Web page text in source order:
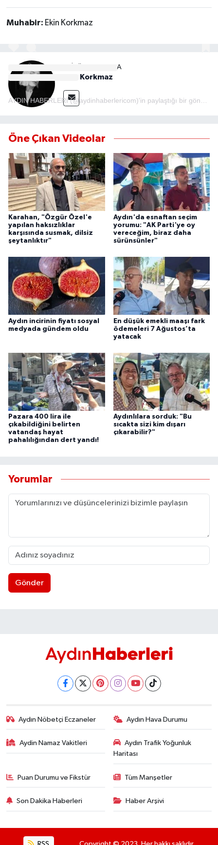
Muhabir: Ekin Korkmaz
EDITÖR HAKKINDA
Ekin Korkmaz
Öne Çıkan Videolar
Karahan, "Özgür Özel'e
yapılan haksızlıklar
karşısında susmak, dilsiz
şeytanlıktır"
Aydın'da esnaftan seçim
yorumu: "AK Parti'ye oy
vereceğim, biraz daha
sürünsünler"
Aydın incirinin fiyatı sosyal
medyada gündem oldu
En düşük emekli maaşı fark
ödemeleri 7 Ağustos’ta
yatacak
Pazara 400 lira ile
çıkabildiğini belirten
vatandaş hayat
pahalılığından dert yandı!
Aydınlılara sorduk: "Bu
sıcakta sizi kim dışarı
çıkarabilir?"
Yorumlar
Gönder
Aydın Nöbetçi Eczaneler Aydın Hava Durumu
Aydin Namaz Vakitleri
Aydın Trafik Yoğunluk
Haritası
Puan Durumu ve Fikstür Tüm Manşetler
Son Dakika Haberleri Haber Arşivi
ÖZEL HABER
SİYASET
TEKNOLOJİ
YAŞAM
YEREL
AFYON
AFYONKARAHİSAR
AYDIN
DENİZLİ
İZMİR
MANİSA
MUĞLA
UŞAK
YURT